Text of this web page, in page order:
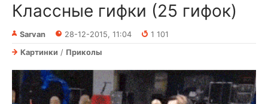
Классные гифки (25 гифок)
Sarvan 28-12-2015, 11:04
1 101
Картинки / Приколы